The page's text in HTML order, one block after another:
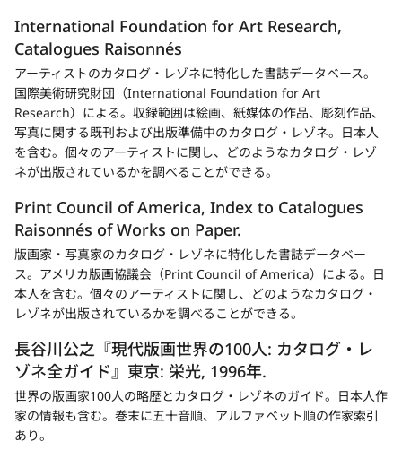
International Foundation for Art Research,
Catalogues Raisonnés
新
規
タ
ブ
で
開
く
アーティストのカタログ・レゾネに特化した書誌データベース。
国際美術研究財団（International Foundation for Art
Research）による。収録範囲は絵画、紙媒体の作品、彫刻作品、
写真に関する既刊および出版準備中のカタログ・レゾネ。日本人
を含む。個々のアーティストに関し、どのようなカタログ・レゾ
ネが出版されているかを調べることができる。
Print Council of America, Index to Catalogues
Raisonnés of Works on Paper.
新
規
タ
ブ
開
く
版画家・写真家のカタログ・レゾネに特化した書誌データベー
ス。アメリカ版画協議会（Print Council of America）による。日
本人を含む。個々のアーティストに関し、どのようなカタログ・
レゾネが出版されているかを調べることができる。
長谷川公之『現代版画世界の100人: カタログ・レ
ゾネ全ガイド』東京: 栄光, 1996年.
世界の版画家100人の略歴とカタログ・レゾネのガイド。日本人作
家の情報も含む。巻末に五十音順、アルファベット順の作家索引
あり。